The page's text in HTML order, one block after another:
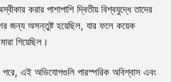
করার পাশাপাশি দ্বিতীয় বিশ্বযুদ্ধে তাদের
জন্য অসন্তুষ্ট হয়েছিল, যার ফলে কয়েক
গিয়েছিল।
পরে, এই অভিযোগগুলি পারস্পরিক অবিশ্বাস এবং